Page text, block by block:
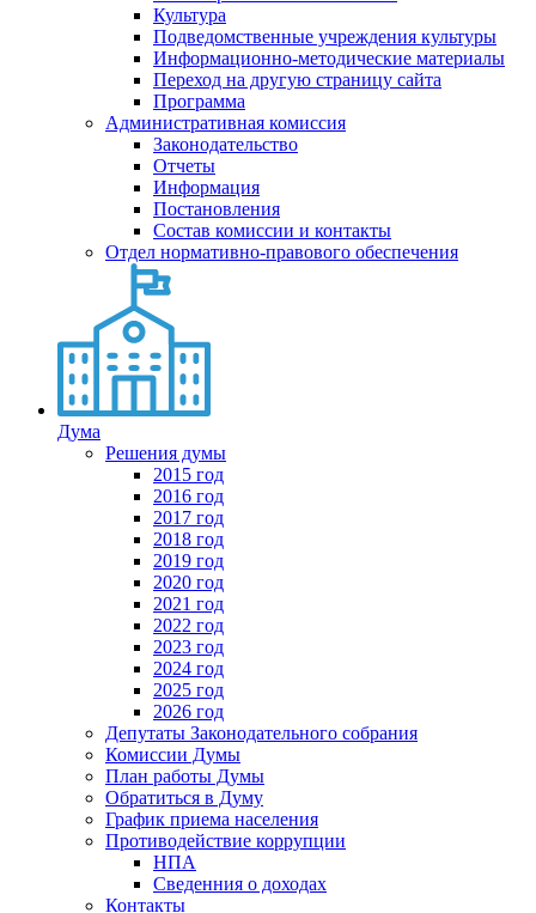
Культура
Подведомственные учреждения культуры
Информационно-методические материалы
Переход на другую страницу сайта
Программа
Административная комиссия
Законодательство
Отчеты
Информация
Постановления
Состав комиссии и контакты
Отдел нормативно-правового обеспечения
Дума
Решения думы
2015 год
2016 год
2017 год
2018 год
2019 год
2020 год
2021 год
2022 год
2023 год
2024 год
2025 год
2026 год
Депутаты Законодательного собрания
Комиссии Думы
План работы Думы
Обратиться в Думу
График приема населения
Противодействие коррупции
НПА
Сведенния о доходах
Контакты